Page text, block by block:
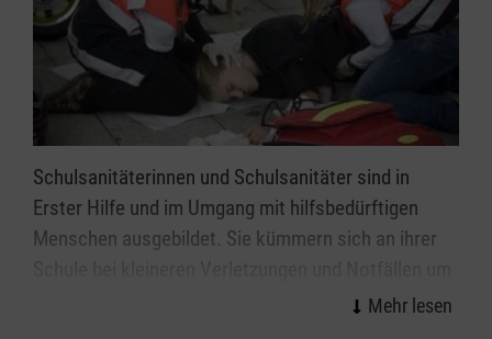
Schulsanitäterinnen und Schulsanitäter sind in
Erster Hilfe und im Umgang mit hilfsbedürftigen
Menschen ausgebildet. Sie kümmern sich an ihrer